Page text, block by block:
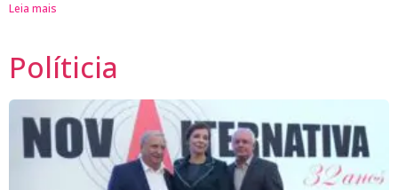
Leia mais
Políticia